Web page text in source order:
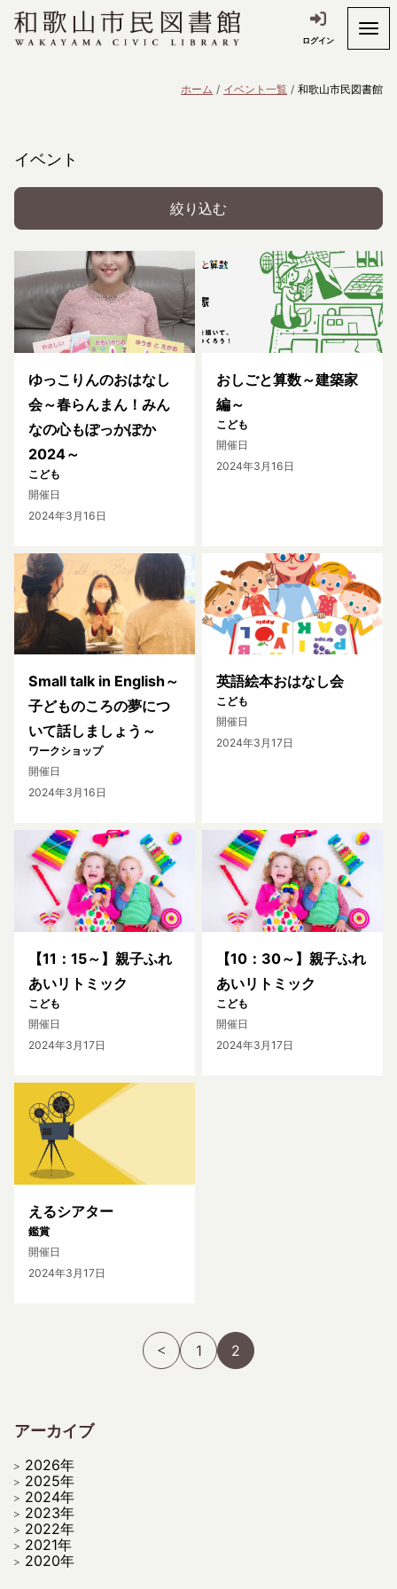
ログイン
ホーム イベント一覧 和歌山市民図書館
イベント
絞り込む
ゆっこりんのおはなし
会～春らんまん！みん
なの心もぽっかぽか
2024～
こども
開催日
2024年3月16日
おしごと算数～建築家
編～
こども
開催日
2024年3月16日
Small talk in English～
子どものころの夢につ
いて話しましょう～
ワークショップ
開催日
2024年3月16日
英語絵本おはなし会
こども
開催日
2024年3月17日
【11：15～】親子ふれ
あいリトミック
こども
開催日
2024年3月17日
【10：30～】親子ふれ
あいリトミック
こども
開催日
2024年3月17日
えるシアター
鑑賞
開催日
2024年3月17日
1 2
アーカイブ
2026年
2025年
2024年
2023年
2022年
2021年
2020年